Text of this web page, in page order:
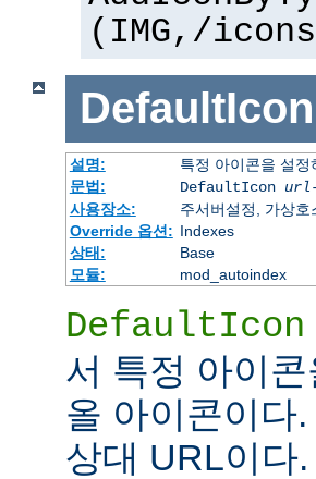
(IMG,/
DefaultIcon
설명:
특정 아이콘을 설
문법:
DefaultIcon
사용장소:
주서버설정, 가상
Override 옵션: Indexes
상태:
Base
모듈:
mod_autoindex
DefaultIcon
서 특정 아이
올 아이콘이다.
상대 URL이다.